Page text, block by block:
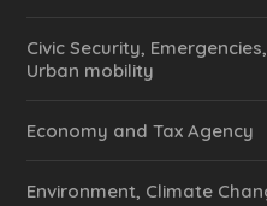
Civic Security,
Urban mobility
Economy and Tax Agency
Environment, Climate